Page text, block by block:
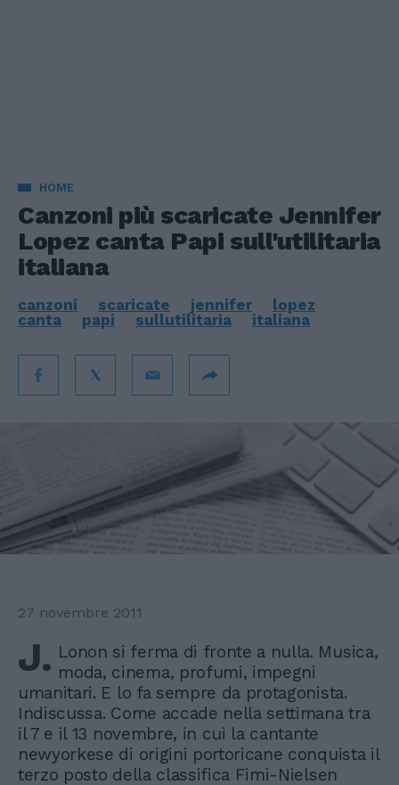
HOME
Canzoni più scaricate Jennifer
Lopez canta Papi sull'utilitaria
italiana
canzoni scaricate jennifer
lopez
canta
papi sullutilitaria italiana
27 novembre 2011
J. Lonon si ferma di fronte a nulla. Musica,
moda, cinema, profumi, impegni
umanitari. E lo fa sempre da protagonista.
Indiscussa. Come accade nella settimana tra
il 7 e il 13 novembre, in cui la cantante
newyorkese di origini portoricane conquista il
terzo posto della classifica Fimi-Nielsen